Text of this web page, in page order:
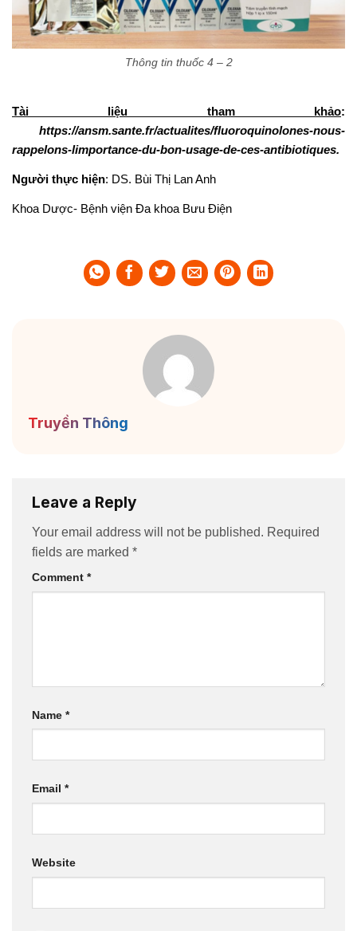
Thông tin thuốc 4 – 2
Tài liệu tham khảo:
https://ansm.sante.fr/actualites/fluoroquinolones-nous-
rappelons-limportance-du-bon-usage-de-ces-antibiotiques.
Người thực hiện: DS. Bùi Thị Lan Anh
Khoa Dược- Bệnh viện Đa khoa Bưu Điện
Truyền Thông
Leave a Reply
Your email address will not be published. Required
fields are marked *
Comment *
Name *
Email *
Website